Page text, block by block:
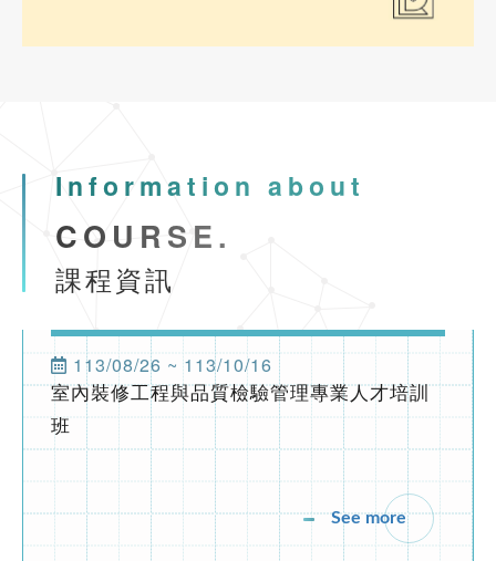
2024-07-22 協會公告
公寓大廈事務管理人員培訓講習臺南班
2024-07-22
公寓大廈事務管理人員培訓講習高雄班
2024-03-06 協會公告
113年度下半年產投課程
2024-04-24 協會公告
社區住戶規約及管理費制定實務班第01期(高雄班)
Information about
COURSE.
課程資訊
See more
113/08/26 ~ 113/10/16
室內裝修工程與品質檢驗管理專業人才培訓
班
See more